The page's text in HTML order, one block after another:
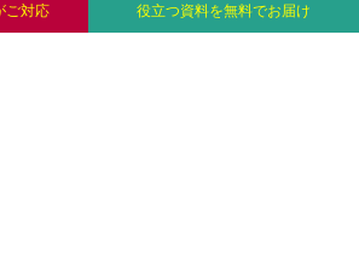
ご対応 役立つ資料を無料でお届け